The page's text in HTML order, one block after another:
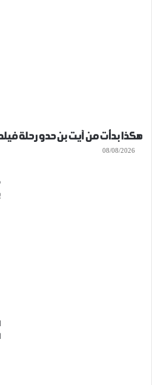
هكذا بدأت من آيت بن حدو رحلة
08/08/2026